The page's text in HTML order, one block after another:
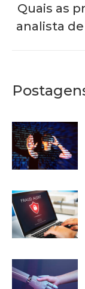
Quais as
analista